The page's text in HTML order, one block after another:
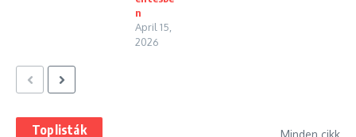
n
April 15,
2026
Toplisták